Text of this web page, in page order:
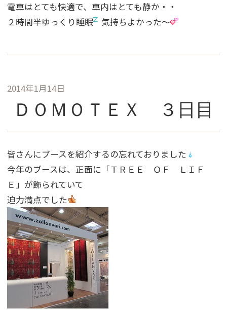
電車はとても快適で、車内はとても静か・・
２時間半ゆっくり睡眠
気持ちよかった〜
2014年1月14日
ＤＯＭＯＴＥＸ ３日目
皆さんにブースを紹介するの忘れておりました
今年のブースは、正面に「ＴＲＥＥ ＯＦ ＬＩＦ
Ｅ」が飾られていて
迫力満点でした